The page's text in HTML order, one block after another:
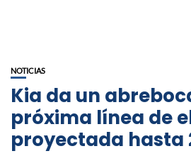
NOTICIAS
Kia da un
próxima línea de
proyectada hasta